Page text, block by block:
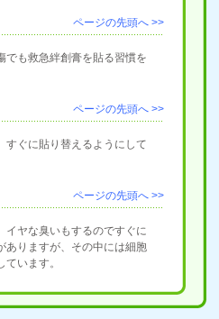
ページの先頭へ >>
でも救急絆創膏を貼る習慣を
ページの先頭へ >>
すぐに貼り替えるようにして
ページの先頭へ >>
イヤな臭いもするのですぐに
ありますが、その中には細胞
います。